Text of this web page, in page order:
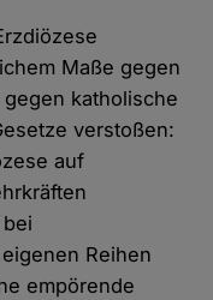
Maße gegen
katholische
verstoßen:
auf
Reihen
empörende